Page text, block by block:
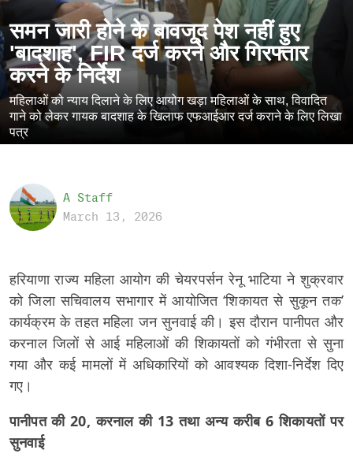
समन जारी होने के बावजूद पेश नहीं हुए
'बादशाह', FIR दर्ज करने और गिरफ्तार
करने के निर्देश
महिलाओं को न्याय दिलाने के लिए आयोग खड़ा महिलाओं के साथ, विवादित
गाने को लेकर गायक बादशाह के खिलाफ एफआईआर दर्ज कराने के लिए लिखा
पत्र
A Staff
March 13, 2026
हरियाणा राज्य महिला आयोग की चेयरपर्सन रेनू भाटिया ने शुक्रवार
को जिला सचिवालय सभागार में आयोजित ‘शिकायत से सुकून तक’
कार्यक्रम के तहत महिला जन सुनवाई की। इस दौरान पानीपत और
करनाल जिलों से आई महिलाओं की शिकायतों को गंभीरता से सुना
गया और कई मामलों में अधिकारियों को आवश्यक दिशा-निर्देश दिए
गए।
पानीपत की 20, करनाल की 13 तथा अन्य करीब 6 शिकायतों पर
सुनवाई